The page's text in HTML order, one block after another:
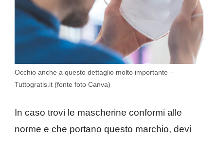
Occhio anche a questo dettaglio molto importante –
Tuttogratis.it (fonte foto Canva)
In caso trovi le mascherine conformi alle
norme e che portano questo marchio, devi